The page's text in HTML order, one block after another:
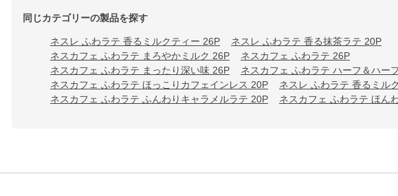
同じカテゴリーの製品を探す
ネスレ ふわラテ 香るミルクティー 26P
ネスレ ふわラテ 香る抹茶ラテ 20P
ネスカフェ ふわラテ まろやかミルク 26P
ネスカフェ ふわラテ 26P
ネスカフェ ふわラテ まったり深い味 26P
ネスカフェ ふわラテ ハーフ＆ハー
ネスカフェ ふわラテ ほっこりカフェインレス 20P
ネスレ ふわラテ 香るミル
ネスカフェ ふわラテ ふんわりキャラメルラテ 20P
ネスカフェ ふわラテ ほん